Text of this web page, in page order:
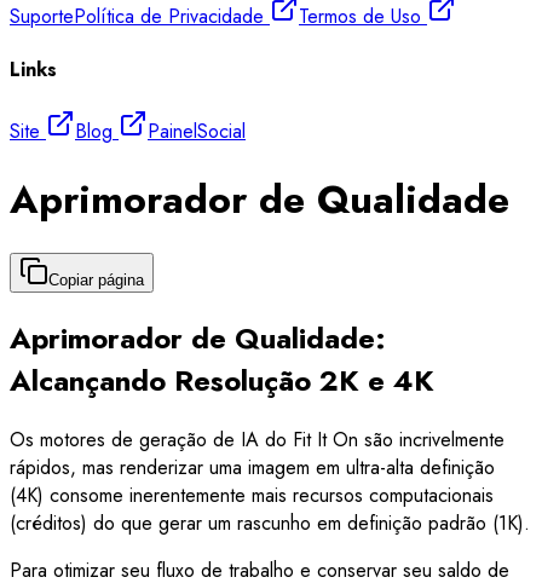
SuportePolítica de Privacidade
Termos de Uso
Links
Site Blog PainelSocial
Aprimorador de Qualidade
Copiar página
Aprimorador de Qualidade:
Alcançando Resolução 2K e 4K
Os motores de geração de IA do Fit It On são incrivelmente
rápidos, mas renderizar uma imagem em ultra-alta definição
(4K) consome inerentemente mais recursos computacionais
(créditos) do que gerar um rascunho em definição padrão (1K).
Para otimizar seu fluxo de trabalho e conservar seu saldo de